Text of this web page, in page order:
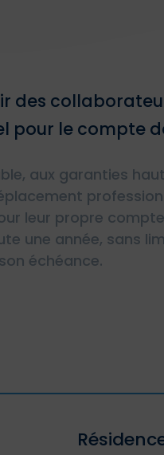
des
pour le compte
aux garanties
leur propre
une année, sans
échéance.